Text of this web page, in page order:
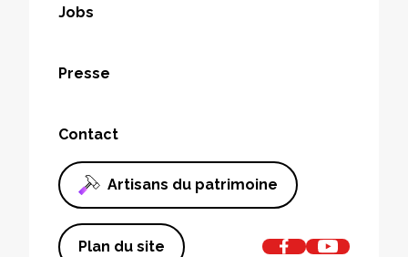
Jobs
Presse
Contact
Artisans du patrimoine
Plan du site